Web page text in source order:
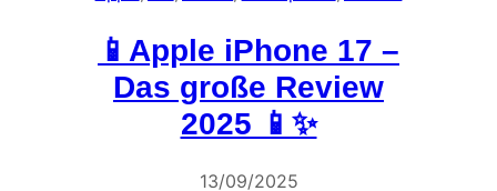
📱Apple iPhone 17 –
Das große Review
2025 📱✨
13/09/2025